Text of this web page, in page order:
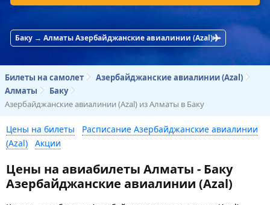
Баку → Алматы Азербайджанские авиалинии (Azal)
Билеты на самолет
Азербайджанские авиалинии (Azal)
Алматы
Баку
Азербайджанские авиалинии (Azal) из Алматы в Баку
Цены на билеты
Расписание Азербайджанские авиалинии
(Azal)
Акции
Цены на авиабилеты Алматы - Баку
Азербайджанские авиалинии (Azal)